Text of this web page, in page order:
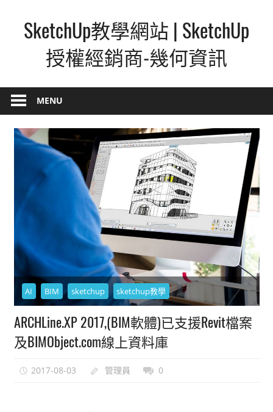
contentSketchUp教學網站 | SketchUp
授權經銷商-幾何資訊
–
最
直
覺
計
方
人
都
能
上
手
的
3D
軟
MENU
AI BIM sketchup sketchup教學
ARCHLine.XP 2017,(BIM軟體)已支援Revit檔案
及BIMObject.com線上資料庫
2017-08-03 管理員 0